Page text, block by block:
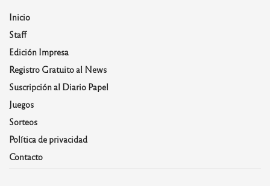
Inicio
Staff
Edición Impresa
Registro Gratuito al News
Suscripción al Diario Papel
Juegos
Sorteos
Política de privacidad
Contacto